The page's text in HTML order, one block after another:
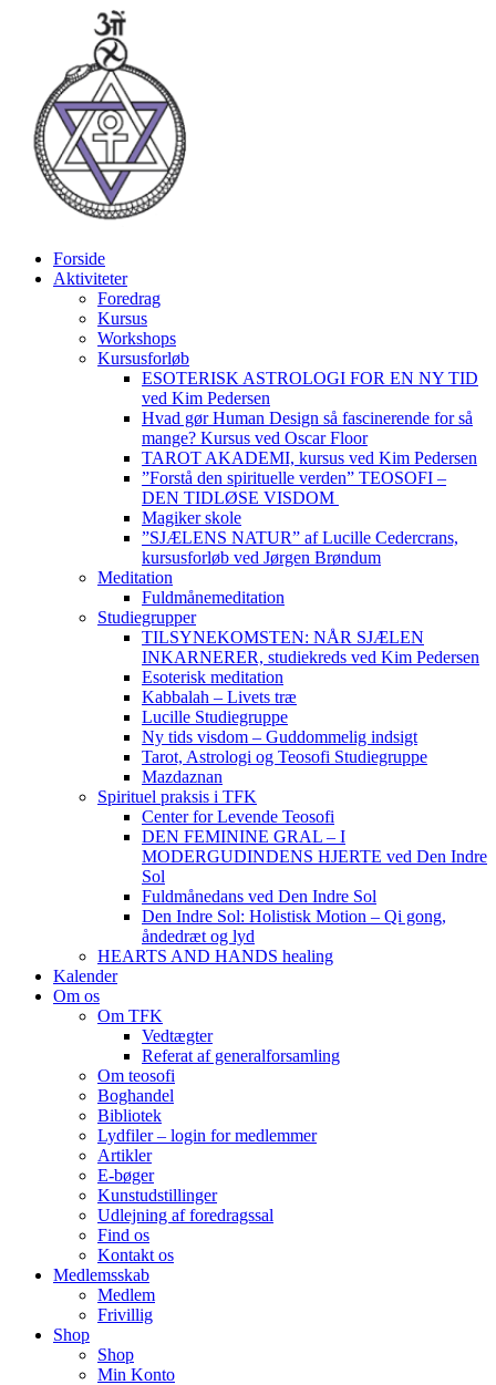
Forside
Aktiviteter
Foredrag
Kursus
Workshops
Kursusforløb
ESOTERISK ASTROLOGI FOR EN NY TID
ved Kim Pedersen
Hvad gør Human Design så fascinerende for så
mange? Kursus ved Oscar Floor
TAROT AKADEMI, kursus ved Kim Pedersen
”Forstå den spirituelle verden” TEOSOFI –
DEN TIDLØSE VISDOM
Magiker skole
”SJÆLENS NATUR” af Lucille Cedercrans,
kursusforløb ved Jørgen Brøndum
Meditation
Fuldmånemeditation
Studiegrupper
TILSYNEKOMSTEN: NÅR SJÆLEN
INKARNERER, studiekreds ved Kim Pedersen
Esoterisk meditation
Kabbalah – Livets træ
Lucille Studiegruppe
Ny tids visdom – Guddommelig indsigt
Tarot, Astrologi og Teosofi Studiegruppe
Mazdaznan
Spirituel praksis i TFK
Center for Levende Teosofi
DEN FEMININE GRAL – I
MODERGUDINDENS HJERTE ved Den Indre
Sol
Fuldmånedans ved Den Indre Sol
Den Indre Sol: Holistisk Motion – Qi gong,
åndedræt og lyd
HEARTS AND HANDS healing
Kalender
Om os
Om TFK
Vedtægter
Referat af generalforsamling
Om teosofi
Boghandel
Bibliotek
Lydfiler – login for medlemmer
Artikler
E-bøger
Kunstudstillinger
Udlejning af foredragssal
Find os
Kontakt os
Medlemsskab
Medlem
Frivillig
Shop
Shop
Min Konto